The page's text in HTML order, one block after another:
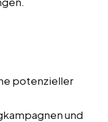
potenzieller
und